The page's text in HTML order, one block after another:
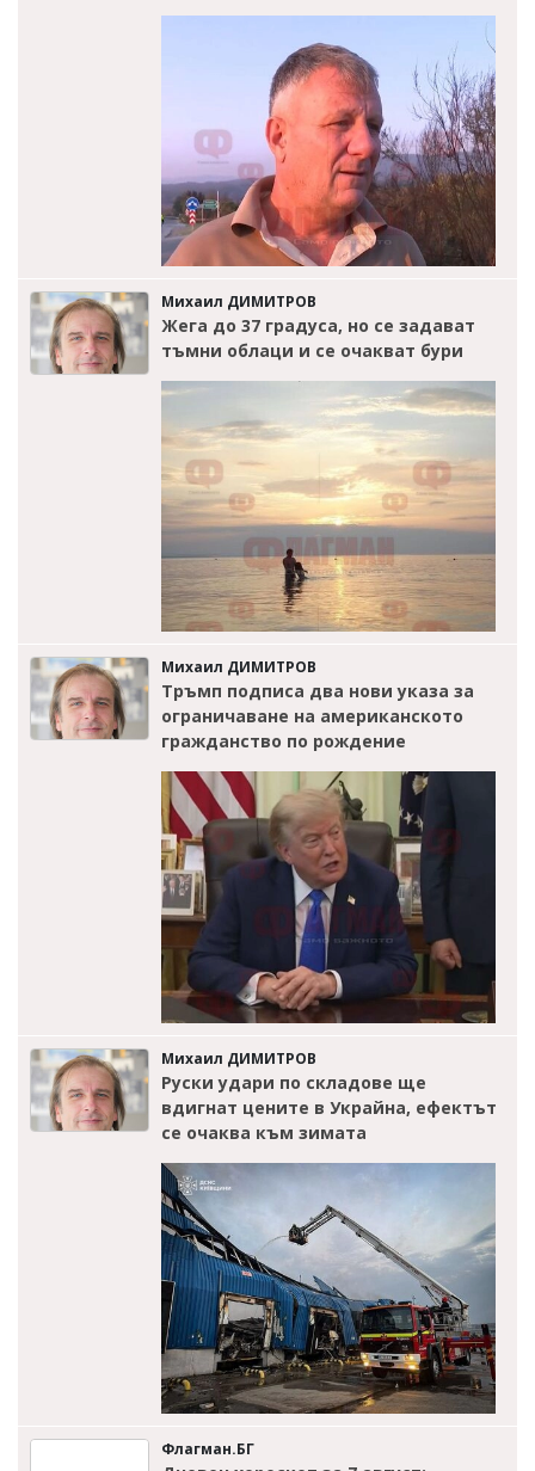
Михаил ДИМИТРОВ
Жега до 37 градуса, но се задават
тъмни облаци и се очакват бури
Михаил ДИМИТРОВ
Тръмп подписа два нови указа за
ограничаване на американското
гражданство по рождение
Михаил ДИМИТРОВ
Руски удари по складове ще
вдигнат цените в Украйна, ефектът
се очаква към зимата
Флагман.БГ